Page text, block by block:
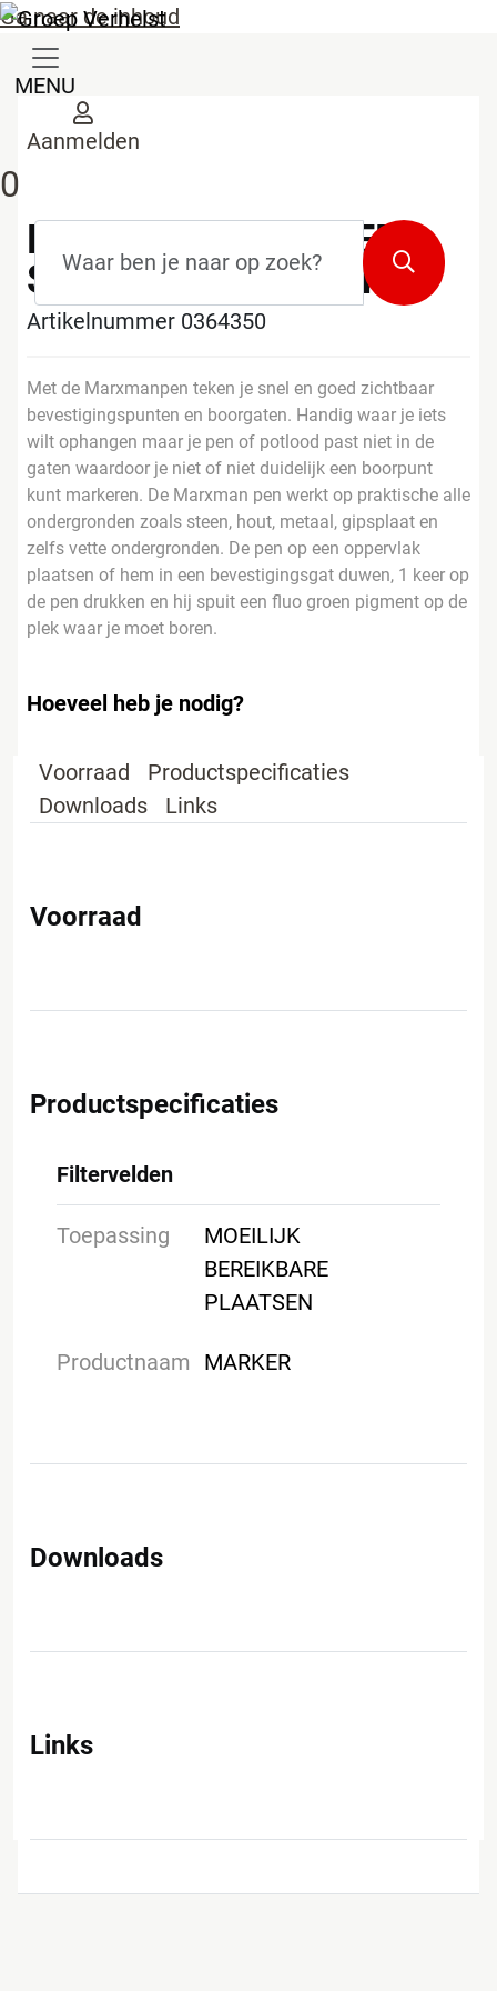
Ga naar de inhoud
MENU
Aanmelden
0
Zoeken
MARXMAN MARKER
STANDARD GROEN
Artikelnummer 0364350
Met de Marxmanpen teken je snel en goed zichtbaar
bevestigingspunten en boorgaten. Handig waar je iets
wilt ophangen maar je pen of potlood past niet in de
gaten waardoor je niet of niet duidelijk een boorpunt
kunt markeren. De Marxman pen werkt op praktische alle
ondergronden zoals steen, hout, metaal, gipsplaat en
zelfs vette ondergronden. De pen op een oppervlak
plaatsen of hem in een bevestigingsgat duwen, 1 keer op
de pen drukken en hij spuit een fluo groen pigment op de
plek waar je moet boren.
Hoeveel heb je nodig?
Voorraad
Productspecificaties
Downloads
Links
Voorraad
Productspecificaties
Filtervelden
Toepassing
MOEILIJK
BEREIKBARE
PLAATSEN
Productnaam MARKER
Downloads
Links